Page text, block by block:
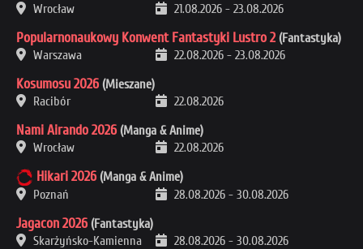
Wrocław
21.08.2026 - 23.08.2026
Popularnonaukowy Konwent Fantastyki Lustro 2 (Fantastyka)
Warszawa
22.08.2026 - 23.08.2026
Kosumosu 2026 (Mieszane)
Racibór
22.08.2026
Nami Airando 2026 (Manga & Anime)
Wrocław
22.08.2026
Hikari 2026 (Manga & Anime)
Poznań
28.08.2026 - 30.08.2026
Jagacon 2026 (Fantastyka)
Skarżyńsko-Kamienna
28.08.2026 - 30.08.2026